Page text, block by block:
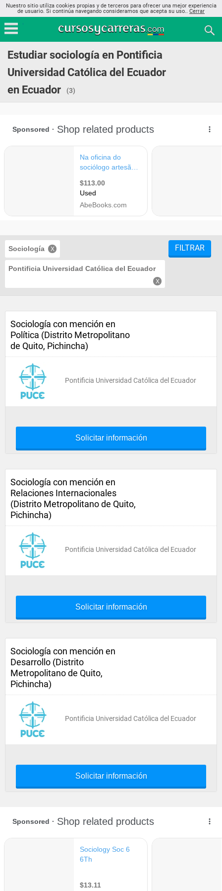
Nuestro sitio utiliza cookies propias y de terceros para ofrecer una mejor experiencia
de usuario. Si continúa navegando consideramos que acepta su uso.. Cerrar
Estudiar sociología en Pontificia
Universidad Católica del Ecuador
en Ecuador
(3)
Sociología
Pontificia Universidad Católica del Ecuador
FILTRAR
Sociología con mención en
Política (Distrito Metropolitano
de Quito, Pichincha)
Pontificia Universidad Católica del Ecuador
Solicitar información
Sociología con mención en
Relaciones Internacionales
(Distrito Metropolitano de Quito,
Pichincha)
Pontificia Universidad Católica del Ecuador
Solicitar información
Sociología con mención en
Desarrollo (Distrito
Metropolitano de Quito,
Pichincha)
Pontificia Universidad Católica del Ecuador
Solicitar información